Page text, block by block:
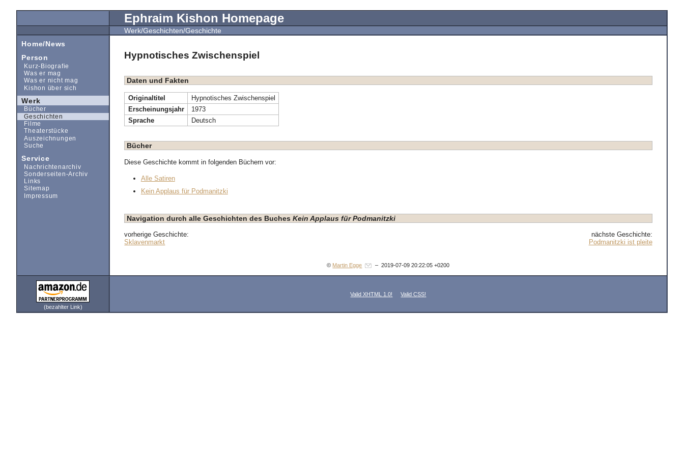
Ephraim Kishon Homepage
Werk/Geschichten/Geschichte
Hypnotisches Zwischenspiel
Daten und Fakten
Originaltitel
Hypnotisches Zwischenspiel
Erscheinungsjahr
1973
Sprache
Deutsch
Bücher
Diese Geschichte kommt in folgenden Büchern vor:
Alle Satiren
Kein Applaus für Podmanitzki
Navigation durch alle Geschichten des Buches Kein Applaus für Podmanitzki
vorherige Geschichte:
Sklavenmarkt
nächste Geschichte:
Podmanitzki ist pleite
© Martin Egge – 2019-07-09 20:22:05 +0200
(bezahlter Link)
Valid XHTML 1.0! Valid CSS!
Home/News
Person
Kurz-Biografie
Was er mag
Was er nicht mag
Kishon über sich
Werk
Bücher
Geschichten
Filme
Theaterstücke
Auszeichnungen
Suche
Service
Nachrichtenarchiv
Sonderseiten-Archiv
Links
Sitemap
Impressum